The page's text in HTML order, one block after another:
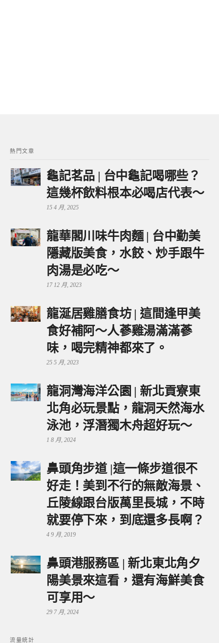
熱門文章
龜記茗品 | 台中龜記喝哪些？
這幾杯飲料根本必喝店代表～
15 4 月, 2025
龍華閣川味牛肉麵 | 台中勤美
隱藏版美食，水餃、炒手跟牛
肉湯是必吃～
17 12 月, 2023
龍涎居雞膳食坊 | 這間逢甲美
食好補阿～人蔘雞湯滿滿蔘
味，喝完精神都來了。
25 5 月, 2023
龍洞灣海洋公園 | 新北貢寮東
北角必玩景點，龍洞天然海水
泳池，浮潛獨木舟超好玩～
1 8 月, 2024
鼻頭角步道 |這一條步道很不
好走！美到不行的無敵海景、
丘陵線跟台版萬里長城，不時
就要停下來，到底還多長啊？
4 9 月, 2019
鼻頭港服務區 | 新北東北角夕
陽美景來這看，還有海鮮美食
可享用～
29 7 月, 2024
流量統計